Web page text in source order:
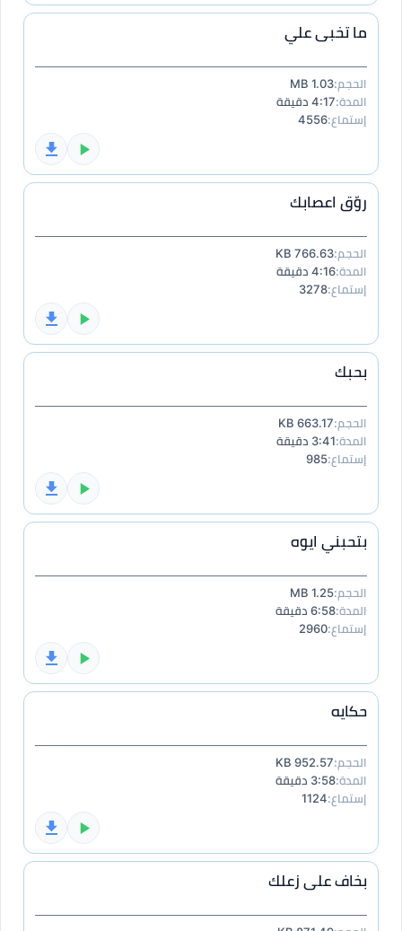
ما تخبى علي
الحجم:1.03 MB
المدة:4:17 دقيقة
إستماع:4556
روّق اعصابك
الحجم:766.63 KB
المدة:4:16 دقيقة
إستماع:3278
بحبك
الحجم:663.17 KB
المدة:3:41 دقيقة
إستماع:985
بتحبني ايوه
الحجم:1.25 MB
المدة:6:58 دقيقة
إستماع:2960
حكايه
الحجم:952.57 KB
المدة:3:58 دقيقة
إستماع:1124
بخاف على زعلك